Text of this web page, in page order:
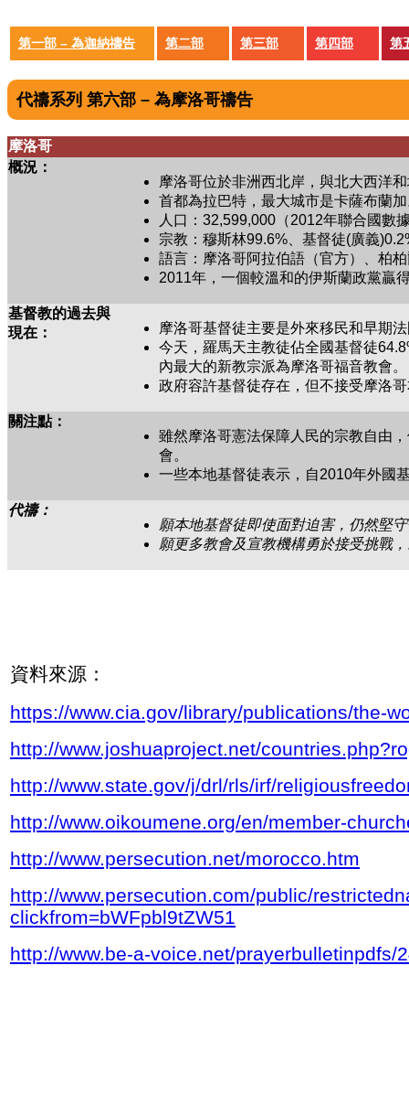
第一部 – 為迦納禱告 第二部 第三部 第四部 第
代禱系列 第六部 – 為摩洛哥禱告
摩洛哥
概況：
摩洛哥位於非洲西北岸，與北大西洋
首都為拉巴特，最大城市是卡薩布蘭
人口：32,599,000（2012年聯合國數
宗教：穆斯林99.6%、基督徒(廣義
語言：摩洛哥阿拉伯語（官方）、柏
2011年，一個較溫和的伊斯蘭政黨贏
基督教的過去與
現在：
摩洛哥基督徒主要是外來移民和早期
今天，羅馬天主教徒佔全國基督徒
內最大的新教宗派為摩洛哥福音教會。
政府容許基督徒存在，但不接受摩洛
關注點：
雖然摩洛哥憲法保障人民的宗教自由
會。
一些本地基督徒表示，自2010年外國
代禱：
願本地基督徒即使面對迫害，仍然堅
願更多教會及宣教機構勇於接受挑戰
資料來源：
https://www.cia.gov/library/publications/the-
http://www.joshuaproject.net/
http://www.state.gov/j/drl/rls/irf/
http://www.oikoumene.org/en/member-
http://www.persecution.net/morocco.htm
http://www.persecution.com/public/
clickfrom=bWFpbl9tZW51
http://www.be-a-voice.net/prayerbulletinpdfs/